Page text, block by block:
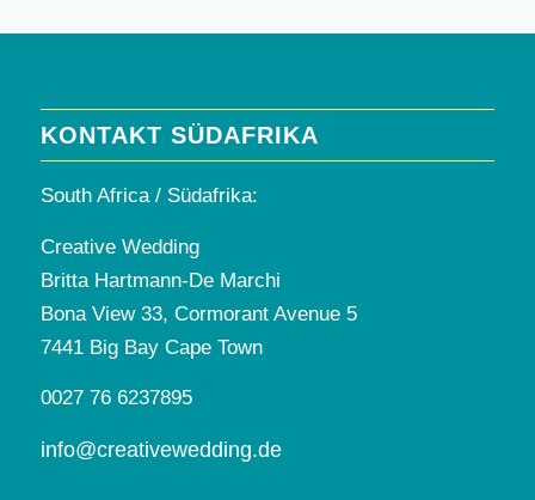
KONTAKT SÜDAFRIKA
South Africa / Südafrika:
Creative Wedding
Britta Hartmann-De Marchi
Bona View 33, Cormorant Avenue 5
7441 Big Bay Cape Town
0027 76 6237895
info@creativewedding.de